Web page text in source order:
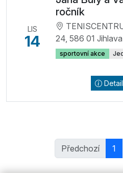
LIS
14
ročník
24, 586 01 Jihlava
sportovní akce
Detail
Předchozí 1